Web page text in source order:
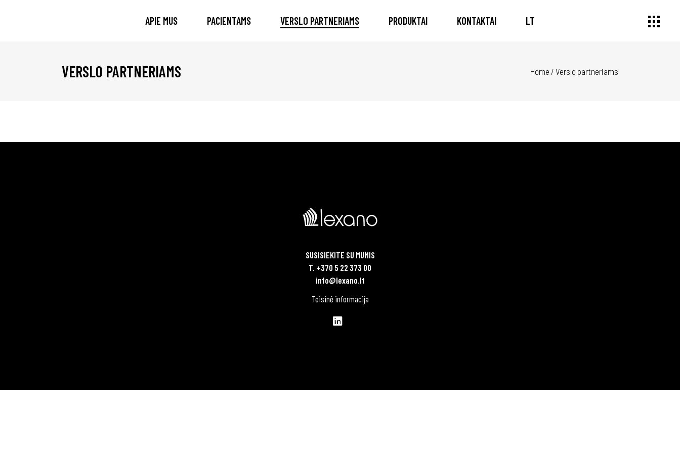
APIE MUS PACIENTAMS VERSLO PARTNERIAMS PRODUKTAI KONTAKTAI LT
VERSLO PARTNERIAMS Home / Verslo partneriams
SUSISIEKITE SU MUMIS
T. +370 5 22 373 00
info@lexano.lt
Teisinė informacija